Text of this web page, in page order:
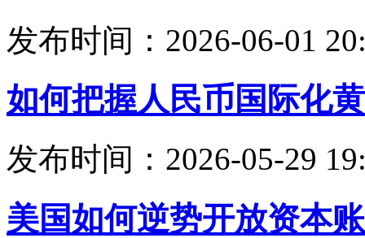
发布时间：2026-06-01
如何把握人民币国际化
发布时间：2026-05-29
美国如何逆势开放资本